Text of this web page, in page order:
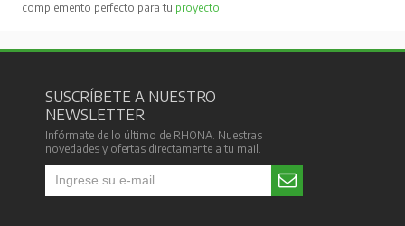
complemento perfecto para tu proyecto.
SUSCRÍBETE A NUESTRO
NEWSLETTER
Infórmate de lo último de RHONA. Nuestras
novedades y ofertas directamente a tu mail.